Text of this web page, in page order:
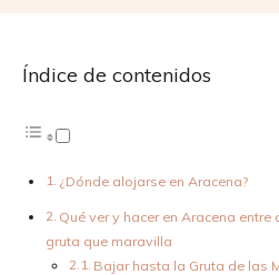
Índice de contenidos
¿Dónde alojarse en Aracena?
Qué ver y hacer en Aracena
gruta que maravilla
Bajar hasta la Gruta de las